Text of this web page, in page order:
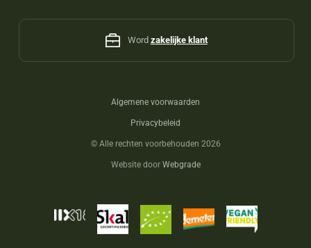
Word zakelijke klant
Algemene voorwaarden
Privacybeleid
© Alle rechten voorbehouden 2026
Website door Webgrade